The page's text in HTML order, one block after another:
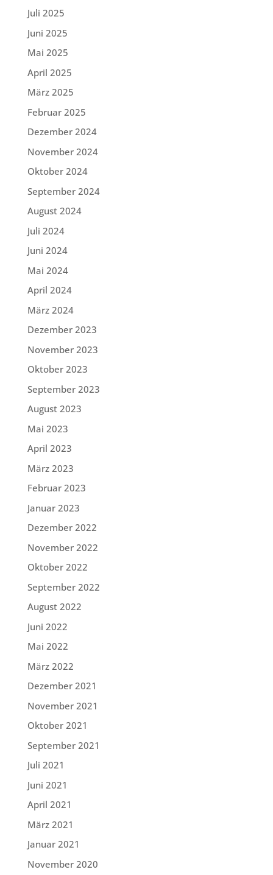
Juli 2025
Juni 2025
Mai 2025
April 2025
März 2025
Februar 2025
Dezember 2024
November 2024
Oktober 2024
September 2024
August 2024
Juli 2024
Juni 2024
Mai 2024
April 2024
März 2024
Dezember 2023
November 2023
Oktober 2023
September 2023
August 2023
Mai 2023
April 2023
März 2023
Februar 2023
Januar 2023
Dezember 2022
November 2022
Oktober 2022
September 2022
August 2022
Juni 2022
Mai 2022
März 2022
Dezember 2021
November 2021
Oktober 2021
September 2021
Juli 2021
Juni 2021
April 2021
März 2021
Januar 2021
November 2020